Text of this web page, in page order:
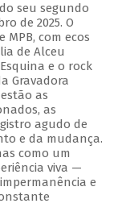
seu segundo
de 2025. O
com ecos
de Alceu
e o rock
Gravadora
as
as
agudo de
e da mudança.
como um
viva —
e